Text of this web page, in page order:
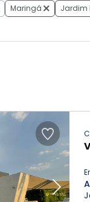
Maringá Jardim
Next